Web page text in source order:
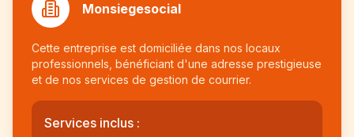
Monsiegesocial
Cette entreprise est domiciliée dans nos locaux
professionnels, bénéficiant d'une adresse prestigieuse
et de nos services de gestion de courrier.
Services inclus :